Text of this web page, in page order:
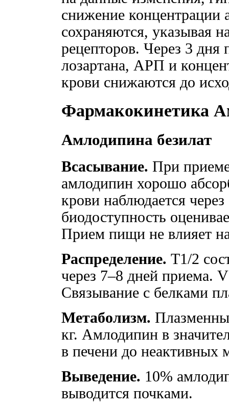
снижение концентрации
сохраняются, указывая
рецепторов. Через 3
лозартана, АРП и
крови снижаются до
Фармакокинетика
Амлодипина безилат
Всасывание. При приеме
амлодипин хорошо
крови наблюдается
биодоступность
Прием пищи не влияет
Распределение. T1/2
через 7–8 дней приема.
Связывание с белками
Метаболизм.
кг. Амлодипин в
в печени до неактивных
Выведение. 10%
выводится почками.